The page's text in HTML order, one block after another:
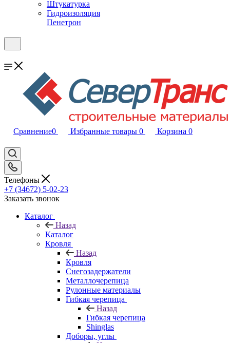
Штукатурка
Гидроизоляция
Пенетрон
Сравнение0 Избранные товары 0 Корзина 0
Телефоны
+7 (34672) 5-02-23
Заказать звонок
Каталог
Назад
Каталог
Кровля
Назад
Кровля
Снегозадержатели
Металлочерепица
Рулонные материалы
Гибкая черепица
Назад
Гибкая черепица
Shinglas
Доборы, углы